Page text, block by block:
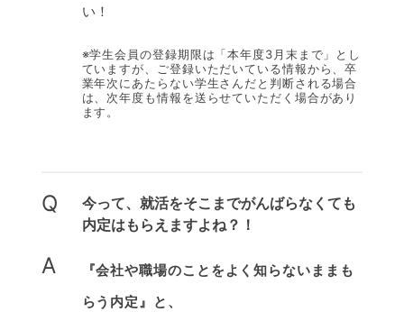
い！
※学生会員の登録期限は「本年度3月末まで」とし
ていますが、ご登録いただいている情報から、卒
業年次にあたらない学生さんだと判断される場合
は、次年度も情報を送らせていただく場合があり
ます。
Q
今って、就活をそこまでがんばらなくても
内定はもらえますよね？！
A
『会社や職場のことをよく知らないままも
らう内定』と、